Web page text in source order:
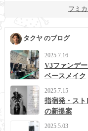
フミ
タクヤ のブログ
2025.7.16
V3ファンデ
ベースメイク
2025.7.15
指宿発・ス
の新提案
2025.5.03